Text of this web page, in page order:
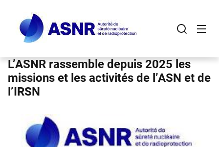
contenu
principal
L’ASNR rassemble depuis 2025 les
missions et les activités de l’ASN et de
l’IRSN